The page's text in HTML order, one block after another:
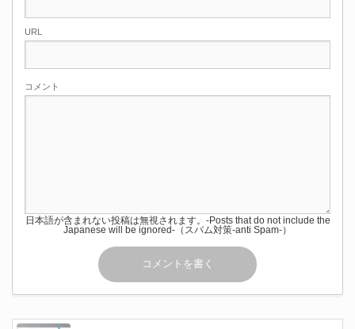
URL
コメント
日本語が含まれない投稿は無視されます。-Posts that do not include the
Japanese will be ignored-（スパム対策-anti Spam-）